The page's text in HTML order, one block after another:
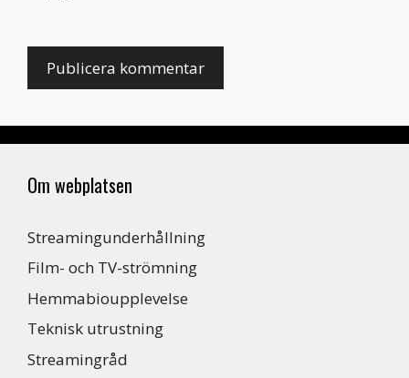
Om webplatsen
Streamingunderhållning
Film- och TV-strömning
Hemmabioupplevelse
Teknisk utrustning
Streamingråd